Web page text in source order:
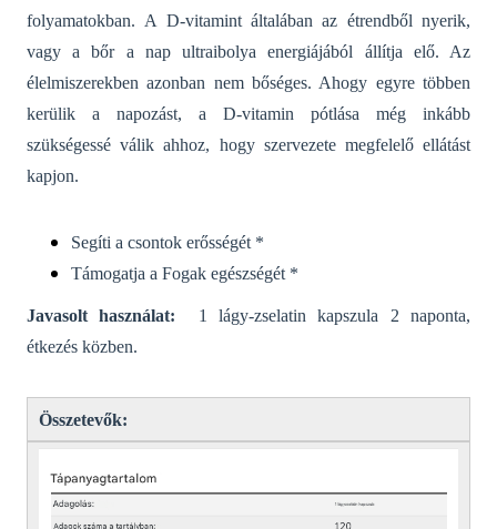
folyamatokban. A D-vitamint általában az étrendből nyerik,
vagy a bőr a nap ultraibolya energiájából állítja elő. Az
élelmiszerekben azonban nem bőséges. Ahogy egyre többen
kerülik a napozást, a D-vitamin pótlása még inkább
szükségessé válik ahhoz, hogy szervezete megfelelő ellátást
kapjon.
Segíti a csontok erősségét *
Támogatja a Fogak egészségét *
Javasolt használat: 1 lágy-zselatin kapszula 2 naponta,
étkezés közben.
Összetevők: